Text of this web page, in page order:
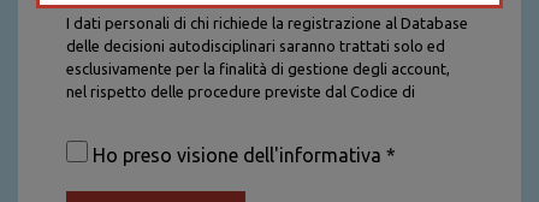
I dati personali di chi richiede la registrazione al Database
delle decisioni autodisciplinari saranno trattati solo ed
esclusivamente per la finalità di gestione degli account,
nel rispetto delle procedure previste dal Codice di
saranno trattati con tutte le cautele richieste dalla legge e
saranno conservati per la durata stabilita caso per caso
Ho preso visione dell'informativa *